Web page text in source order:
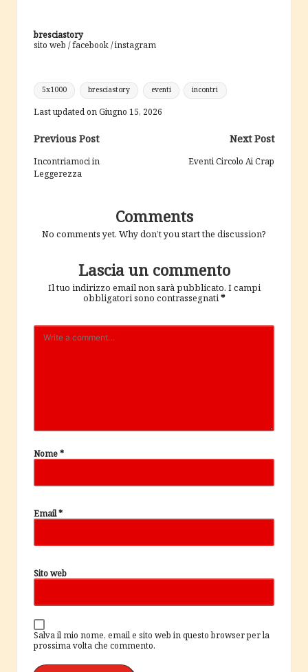
bresciastory
sito web/facebook/instagram
Tags:
5x1000 bresciastory eventi incontri
Last updated on Giugno 15, 2026
Post
navigation
Previous Post
Incontriamoci in
Leggerezza
Next Post
Eventi Circolo Ai Crap
Comments
No comments yet. Why don’t you start the discussion?
Lascia un commento
Il tuo indirizzo email non sarà pubblicato.I campi
obbligatori sono contrassegnati*
Nome*
Email*
Sito web
Salva il mio nome, email e sito web in questo browser per la
prossima volta che commento.